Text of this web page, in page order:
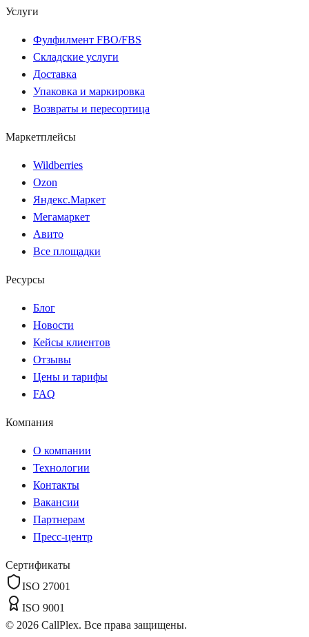
Услуги
Фулфилмент FBO/FBS
Складские услуги
Доставка
Упаковка и маркировка
Возвраты и пересортица
Маркетплейсы
Wildberries
Ozon
Яндекс.Маркет
Мегамаркет
Авито
Все площадки
Ресурсы
Блог
Новости
Кейсы клиентов
Отзывы
Цены и тарифы
FAQ
Компания
О компании
Технологии
Контакты
Вакансии
Партнерам
Пресс-центр
Сертификаты
ISO 27001
ISO 9001
© 2026 CallPlex. Все права защищены.